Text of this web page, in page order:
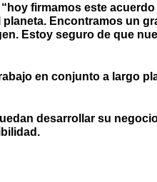
firmamos este
Encontramos un
Estoy seguro de que
en conjunto a largo
desarrollar su